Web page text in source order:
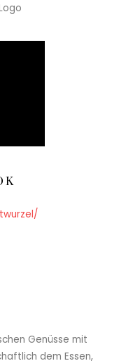
Genüsse mit
dem Essen,